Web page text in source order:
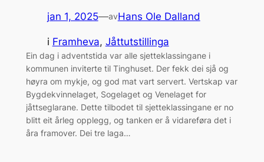
jan 1, 2025—avHans Ole Dalland
i Framheva, Jåttutstillinga
Ein dag i adventstida var alle sjetteklassingane i
kommunen inviterte til Tinghuset. Der fekk dei sjå og
høyra om mykje, og god mat vart servert. Vertskap var
Bygdekvinnelaget, Sogelaget og Venelaget for
jåttseglarane. Dette tilbodet til sjetteklassingane er no
blitt eit årleg opplegg, og tanken er å vidareføra det i
åra framover. Dei tre laga…